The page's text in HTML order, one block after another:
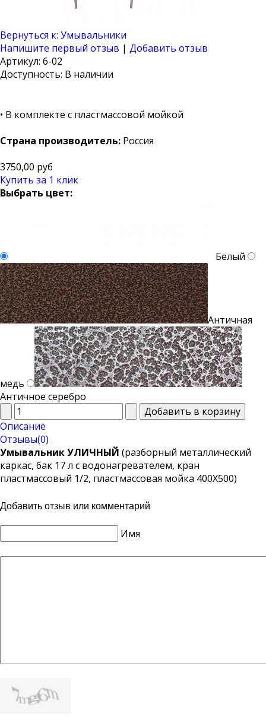
Вернуться к: Умывальники
Напишите первый отзыв | Добавить отзыв
Артикул: 6-02
Доступность: В наличии
• В комплекте с пластмассовой мойкой
Страна производитель: Россия
3750,00 руб
Купить за 1 клик
Выбрать цвет:
Белый
Античная
медь
Античное серебро
Описание
Отзывы(0)
Умывальник УЛИЧНЫЙ (разборный металлический
каркас, бак 17 л с водонагревателем, кран
пластмассовый 1/2, пластмассовая мойка 400Х500)
Добавить отзыв или комментарий
Имя